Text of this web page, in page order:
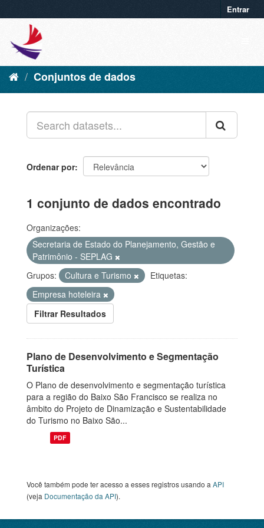
Entrar
Conjuntos de dados
Ordenar por
1 conjunto de dados encontrado
Organizações:
Secretaria de Estado do Planejamento, Gestão e
Patrimônio - SEPLAG
Grupos:
Cultura e Turismo
Etiquetas:
Empresa hoteleira
Filtrar Resultados
Plano de Desenvolvimento e Segmentação
Turística
O Plano de desenvolvimento e segmentação turística
para a região do Baixo São Francisco se realiza no
âmbito do Projeto de Dinamização e Sustentabilidade
do Turismo no Baixo São...
PDF
Você também pode ter acesso a esses registros usando a API
(veja Documentação da API).